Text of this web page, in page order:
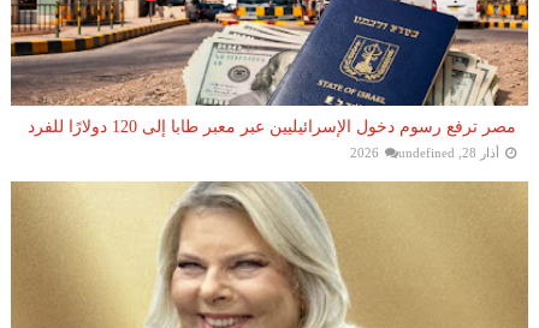
مصر ترفع رسوم دخول الإسرائيليين عبر معبر طابا إلى 120 دولارًا للفرد
أذار 28, 2026 undefined